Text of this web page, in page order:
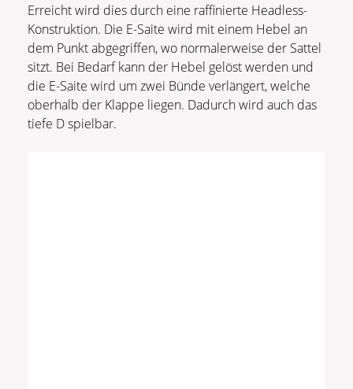
Erreicht wird dies durch eine raffinierte Headless-
Konstruktion. Die E-Saite wird mit einem Hebel an
dem Punkt abgegriffen, wo normalerweise der Sattel
sitzt. Bei Bedarf kann der Hebel gelöst werden und
die E-Saite wird um zwei Bünde verlängert, welche
oberhalb der Klappe liegen. Dadurch wird auch das
tiefe D spielbar.